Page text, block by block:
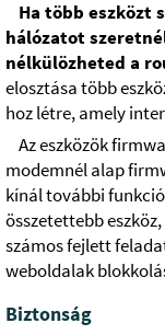
Ha több eszközt
hálózatot
nélkülözheted a
elosztása több
hoz létre, amely
Az eszközök
modemnél alap
kínál további
összetettebb
számos fejlett
weboldalak
Biztonság